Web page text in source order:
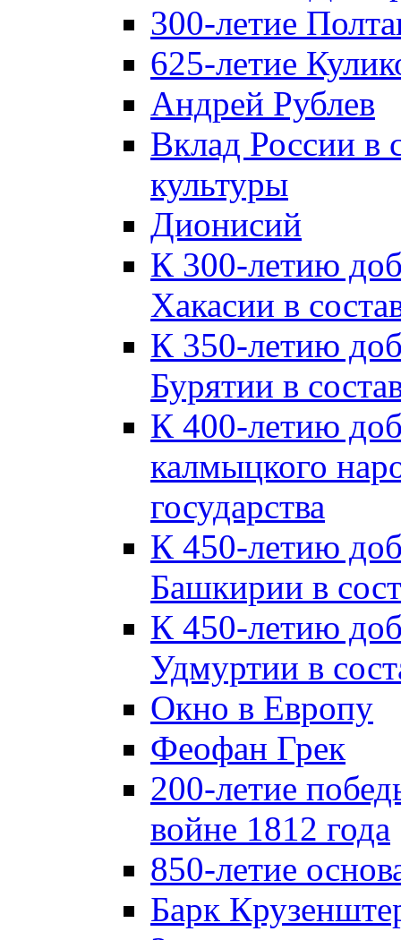
300-летие
625-летие
Андрей Рублев
Вклад России в
культуры
Дионисий
К 300-летию
Хакасии в
К 350-летию
Бурятии в
К 400-летию
калмыцкого
государства
К 450-летию
Башкирии в
К 450-летию
Удмуртии в
Окно в Европу
Феофан Грек
200-летие
войне 1812 года
850-летие
Барк